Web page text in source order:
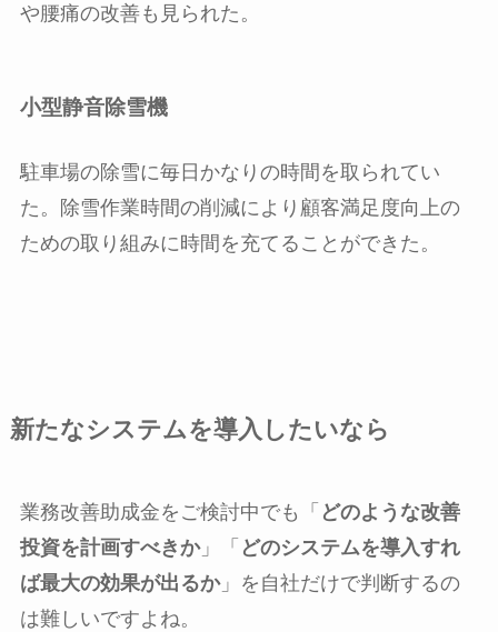
や腰痛の改善も見られた。
小型静音除雪機
駐車場の除雪に毎日かなりの時間を取られてい
た。除雪作業時間の削減により顧客満足度向上の
ための取り組みに時間を充てることができた。
新たなシステムを導入したいなら
業務改善助成金をご検討中でも「 どのような改善
投資を計画すべきか」「 どのシステムを導入すれ
ば最大の効果が出るか」を自社だけで判断するの
は難しいですよね。